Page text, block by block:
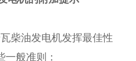
油发电机发挥最佳性
般准则：